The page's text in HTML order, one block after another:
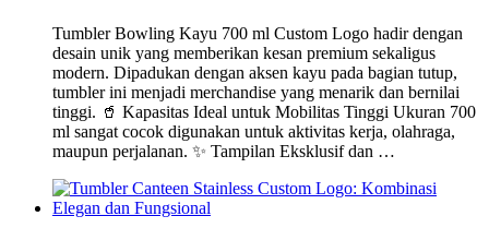
Tumbler Bowling Kayu 700 ml Custom Logo hadir dengan
desain unik yang memberikan kesan premium sekaligus
modern. Dipadukan dengan aksen kayu pada bagian tutup,
tumbler ini menjadi merchandise yang menarik dan bernilai
tinggi. 🥤 Kapasitas Ideal untuk Mobilitas Tinggi Ukuran 700
ml sangat cocok digunakan untuk aktivitas kerja, olahraga,
maupun perjalanan. ✨ Tampilan Eksklusif dan …